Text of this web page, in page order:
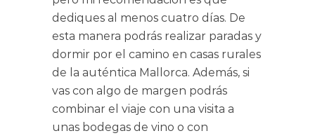
dediques al menos cuatro días. De
esta manera podrás realizar paradas y
dormir por el camino en casas rurales
de la auténtica Mallorca. Además, si
vas con algo de margen podrás
combinar el viaje con una visita a
unas bodegas de vino o con